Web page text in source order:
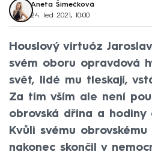
Aneta Šimečková
24. led 2021, 10:00
Houslový virtuóz
svém oboru opravdová
svět, lidé mu tleskají,
Za tím vším ale není
obrovská dřina a hodiny
Kvůli svému
nakonec skončil v